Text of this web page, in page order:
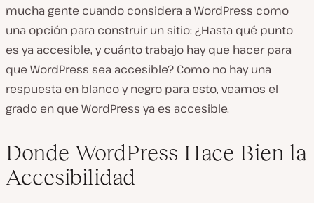
mucha gente cuando considera a WordPress como
una opción para construir un sitio: ¿Hasta qué punto
es ya accesible, y cuánto trabajo hay que hacer para
que WordPress sea accesible? Como no hay una
respuesta en blanco y negro para esto, veamos el
grado en que WordPress ya es accesible.
Donde WordPress Hace Bien la
Accesibilidad